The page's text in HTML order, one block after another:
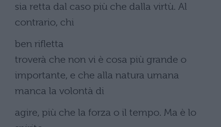
sia retta dal caso più che dalla virtù. Al
contrario, chi
ben rifletta
troverà che non vi è cosa più grande o
importante, e che alla natura umana
manca la volontà di
agire, più che la forza o il tempo. Ma è lo